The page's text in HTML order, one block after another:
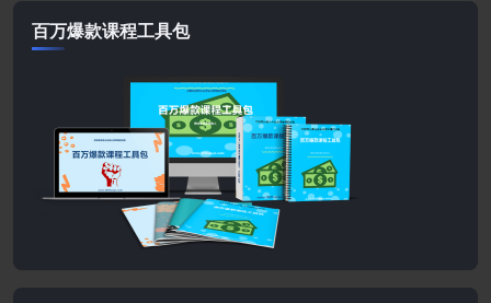
百万爆款课程工具包